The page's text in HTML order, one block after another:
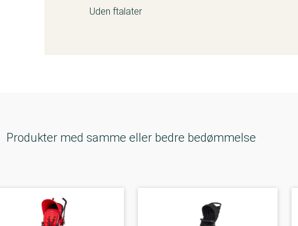
Uden ftalater
Produkter med samme eller bedre bedømmelse